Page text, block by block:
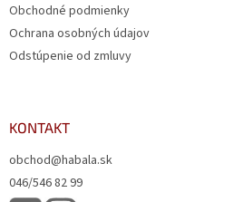
Obchodné podmienky
Ochrana osobných údajov
Odstúpenie od zmluvy
KONTAKT
obchod@habala.sk
046/546 82 99